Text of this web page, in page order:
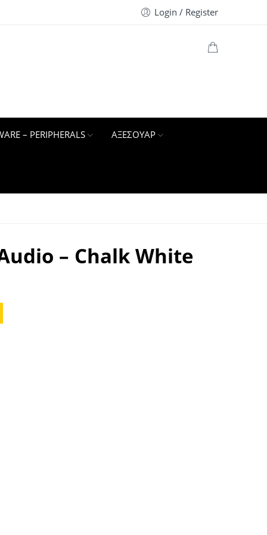
Login / Register
– PERIPHERALS ΑΞΕΣΟΥΑΡ
– Chalk White